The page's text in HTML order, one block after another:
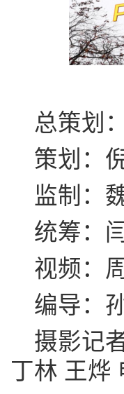
总策划
策划：
监制：
统筹：
视频：
编导：
摄影记
丁林 王烨